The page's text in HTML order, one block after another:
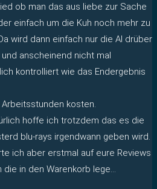
ob man das aus liebe zur Sache
einfach um die Kuh noch mehr zu
wird dann einfach nur die AI drüber
anscheinend nicht mal
kontrolliert wie das Endergebnis
Arbeitsstunden kosten.
hoffe ich trotzdem das es die
blu-rays irgendwann geben wird.
ich aber erstmal auf eure Reviews
die in den Warenkorb lege…